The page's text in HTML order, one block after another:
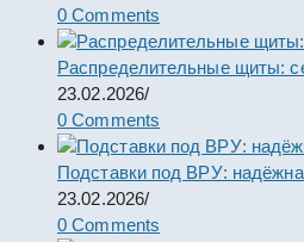
0 Comments
Распределительные щиты:
23.02.2026/
0 Comments
Подставки под ВРУ:
23.02.2026/
0 Comments